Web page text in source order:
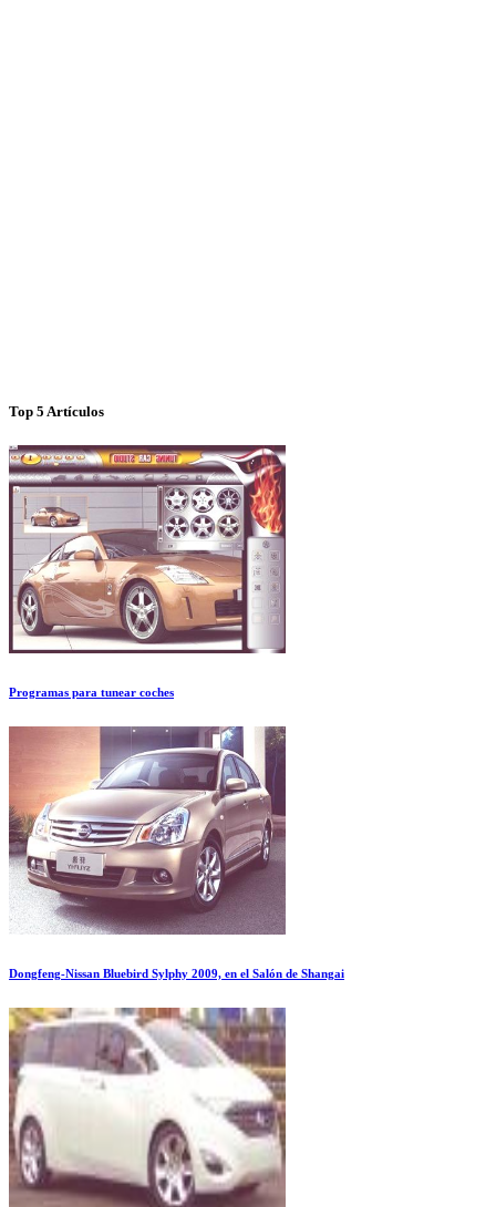
Top 5 Artículos
Programas para tunear coches
Dongfeng-Nissan Bluebird Sylphy 2009, en el Salón de Shangai